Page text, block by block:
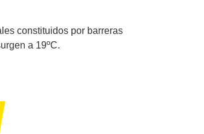
constituidos por barreras
a 19ºC.